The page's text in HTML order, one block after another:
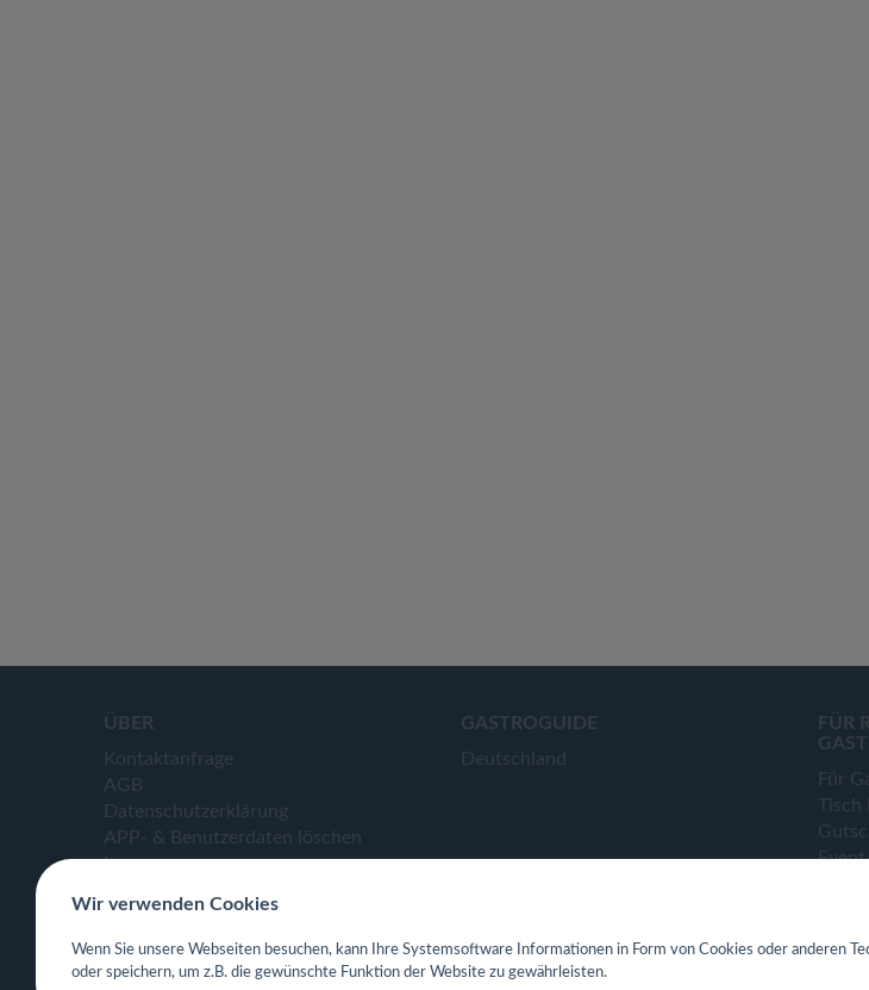
ÜBER
Kontaktanfrage
AGB
Datenschutzerklärung
APP- & Benutzerdaten löschen
Impressum
GASTROGUIDE
Deutschland
FÜR
Für
Tisch
Wir verwenden Cookies
Wenn Sie unsere Webseiten besuchen, kann Ihre Systemsoftware Informationen in Form von Cookies oder anderen
oder speichern, um z.B. die gewünschte Funktion der Website zu gewährleisten.